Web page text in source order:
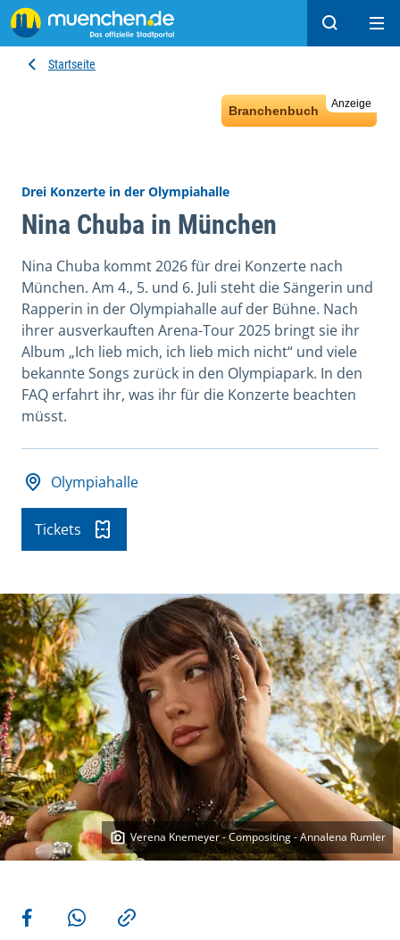
Suchen
Startseite
Anzeige
Branchenbuch
Drei Konzerte in der Olympiahalle
Nina Chuba in München
Nina Chuba kommt 2026 für drei Konzerte nach
München. Am 4., 5. und 6. Juli steht die Sängerin und
Rapperin in der Olympiahalle auf der Bühne. Nach
ihrer ausverkauften Arena-Tour 2025 bringt sie ihr
Album „Ich lieb mich, ich lieb mich nicht“ und viele
bekannte Songs zurück in den Olympiapark. In den
FAQ erfahrt ihr, was ihr für die Konzerte beachten
müsst.
Datum und Veranstaltungsort
Olympiahalle
Tickets
Verena Knemeyer - Compositing - Annalena Rumler
Weitere Aktionen
Teilen auf Facebook
Teilen via WhatsApp
Kopieren